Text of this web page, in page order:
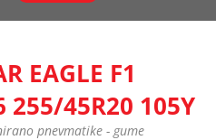
EAGLE F1
255/45R20 105Y
pnevmatike - gume